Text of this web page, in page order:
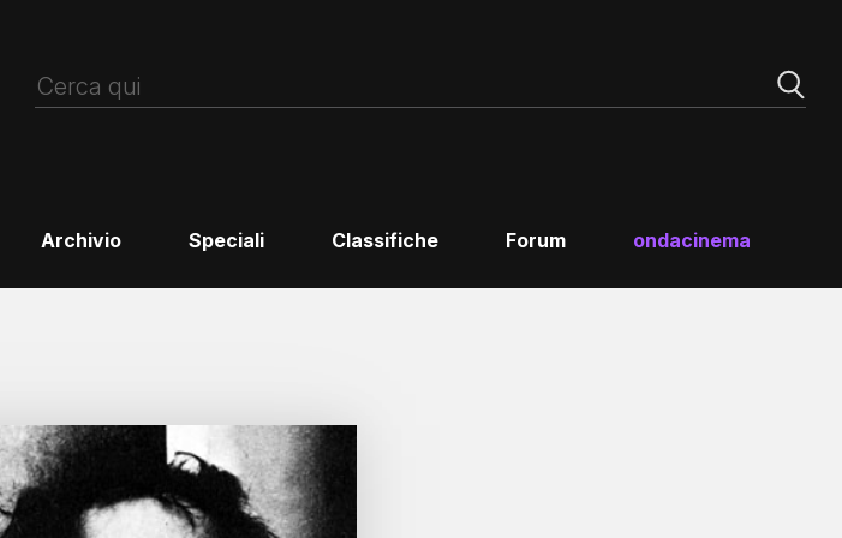
Archivio Speciali Classifiche Forum ondacinema